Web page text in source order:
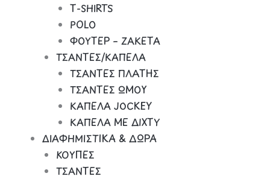
Τ-SHIRTS
POLO
ΦΟΥΤΕΡ – ΖΑΚΕΤΑ
ΤΣΑΝΤΕΣ/ΚΑΠΕΛΑ
ΤΣΑΝΤΕΣ ΠΛΑΤΗΣ
ΤΣΑΝΤΕΣ ΩΜΟΥ
ΚΑΠΕΛΑ JOCKEY
ΚΑΠΕΛΑ ΜΕ ΔΙΧΤΥ
ΔΙΑΦΗΜΙΣΤΙΚΑ & ΔΩΡΑ
ΚΟΥΠΕΣ
ΤΣΑΝΤΕΣ